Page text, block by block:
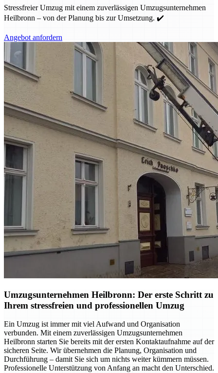
Stressfreier Umzug mit einem zuverlässigen Umzugsunternehmen
Heilbronn – von der Planung bis zur Umsetzung. ✔️
Angebot anfordern
Umzugsunternehmen Heilbronn: Der erste Schritt zu
Ihrem stressfreien und professionellen Umzug
Ein Umzug ist immer mit viel Aufwand und Organisation
verbunden. Mit einem zuverlässigen Umzugsunternehmen
Heilbronn starten Sie bereits mit der ersten Kontaktaufnahme auf der
sicheren Seite. Wir übernehmen die Planung, Organisation und
Durchführung – damit Sie sich um nichts weiter kümmern müssen.
Professionelle Unterstützung von Anfang an macht den Unterschied.